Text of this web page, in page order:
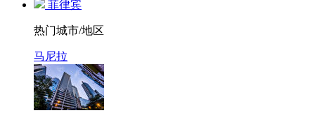
菲律宾
热门城市/地区
马尼拉